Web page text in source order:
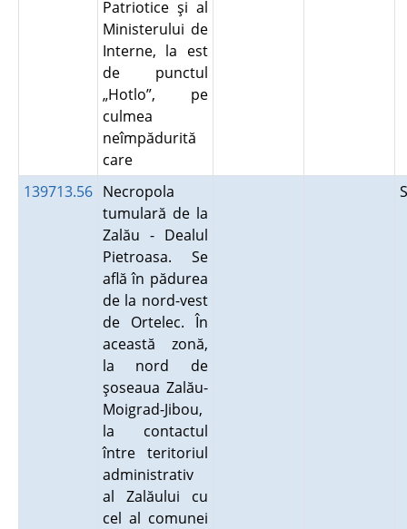
Patriotice şi al
Ministerului de
Interne, la est
de punctul
„Hotlo”, pe
culmea
neîmpădurită
care
139713.56 Necropola
tumulară de la
Zalău - Dealul
Pietroasa. Se
află în pădurea
de la nord-vest
de Ortelec. În
această zonă,
la nord de
şoseaua Zalău-
Moigrad-Jibou,
la contactul
între teritoriul
administrativ
al Zalăului cu
cel al comunei